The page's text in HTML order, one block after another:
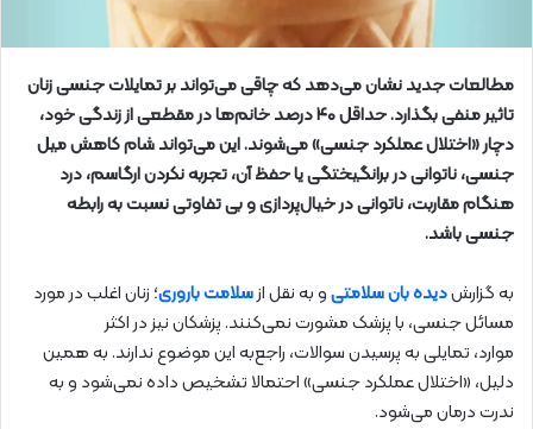
مطالعات جدید نشان می‌دهد که چاقی می‌تواند بر تمایلات جنسی زنان
تاثیر منفی بگذارد. حداقل ۴۰ درصد خانم‌ها در مقطعی از زندگی خود،
دچار «اختلال عملکرد جنسی» می‌شوند. این می‌تواند شام کاهش میل
جنسی، ناتوانی در برانگیختگی یا حفظ آن، تجربه نکردن ارگاسم، درد
هنگام مقاربت، ناتوانی در خیال‌پردازی و بی تفاوتی نسبت به رابطه
جنسی باشد.
به گزارشدیده بان سلامتیو به نقل ازسلامت باروری؛ زنان اغلب در مورد
مسائل جنسی، با پزشک مشورت نمی‌کنند. پزشکان نیز در اکثر
موارد، تمایلی به پرسیدن سوالات، راجع‌به این موضوع ندارند. به همین
دلیل، «اختلال عملکرد جنسی» احتمالا تشخیص داده نمی‌شود و به
ندرت درمان می‌شود.